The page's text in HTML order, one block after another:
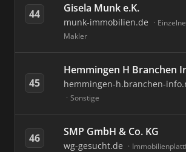
44
Gisela Munk e.K.
munk-immobilien.de
Makler
45
Hemmingen H Branchen
hemmingen-h.branchen-
Sonstige
46 SMP GmbH & Co. KG
wg-gesucht.de